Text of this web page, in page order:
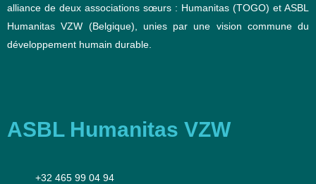
alliance de deux associations sœurs : Humanitas (TOGO) et ASBL
Humanitas VZW (Belgique), unies par une vision commune du
développement humain durable.
ASBL Humanitas VZW
‪+32 465 99 04 94‬